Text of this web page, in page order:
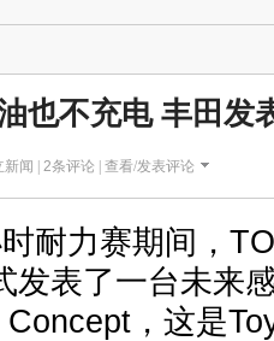
也不充电 丰田发
闻 | 2条评论 | 查看/发表评论
耐力赛期间，
发表了一台未来
，这是